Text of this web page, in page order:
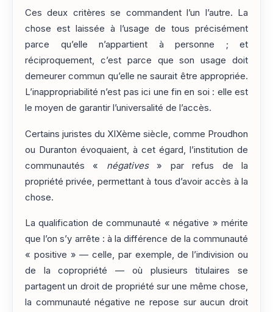
Ces deux critères se commandent l’un l’autre. La
chose est laissée à l’usage de tous précisément
parce qu’elle n’appartient à personne ; et
réciproquement, c’est parce que son usage doit
demeurer commun qu’elle ne saurait être appropriée.
L’inappropriabilité n’est pas ici une fin en soi : elle est
le moyen de garantir l’universalité de l’accès.
Certains juristes du XIXème siècle, comme Proudhon
ou Duranton évoquaient, à cet égard, l’institution de
communautés « négatives» par refus de la
propriété privée, permettant à tous d’avoir accès à la
chose.
La qualification de communauté « négative » mérite
que l’on s’y arrête : à la différence de la communauté
« positive » — celle, par exemple, de l’indivision ou
de la copropriété — où plusieurs titulaires se
partagent un droit de propriété sur une même chose,
la communauté négative ne repose sur aucun droit